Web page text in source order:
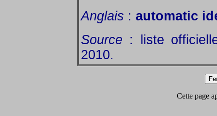
Anglais : automatic
Source : liste
2010.
Cette page